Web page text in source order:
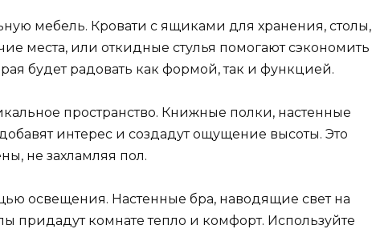
мебель. Кровати с ящиками для хранения, столы,
места, или откидные стулья помогают сэкономить
будет радовать как формой, так и функцией.
пространство. Книжные полки, настенные
интерес и создадут ощущение высоты. Это
не захламляя пол.
освещения. Настенные бра, наводящие свет на
придадут комнате тепло и комфорт. Используйте